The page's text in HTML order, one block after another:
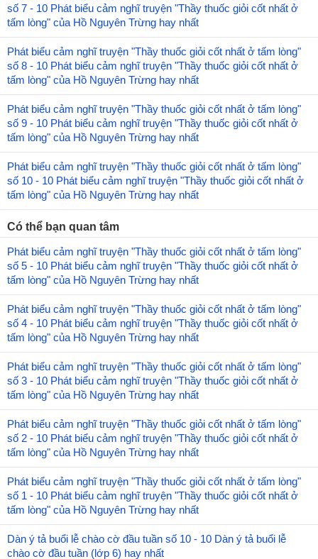
số 7 - 10 Phát biểu cảm nghĩ truyện "Thầy thuốc giỏi cốt nhất ở
tấm lòng" của Hồ Nguyên Trừng hay nhất
Phát biểu cảm nghĩ truyện "Thầy thuốc giỏi cốt nhất ở tấm lòng"
số 8 - 10 Phát biểu cảm nghĩ truyện "Thầy thuốc giỏi cốt nhất ở
tấm lòng" của Hồ Nguyên Trừng hay nhất
Phát biểu cảm nghĩ truyện "Thầy thuốc giỏi cốt nhất ở tấm lòng"
số 9 - 10 Phát biểu cảm nghĩ truyện "Thầy thuốc giỏi cốt nhất ở
tấm lòng" của Hồ Nguyên Trừng hay nhất
Phát biểu cảm nghĩ truyện "Thầy thuốc giỏi cốt nhất ở tấm lòng"
số 10 - 10 Phát biểu cảm nghĩ truyện "Thầy thuốc giỏi cốt nhất ở
tấm lòng" của Hồ Nguyên Trừng hay nhất
Có thể bạn quan tâm
Phát biểu cảm nghĩ truyện "Thầy thuốc giỏi cốt nhất ở tấm lòng"
số 5 - 10 Phát biểu cảm nghĩ truyện "Thầy thuốc giỏi cốt nhất ở
tấm lòng" của Hồ Nguyên Trừng hay nhất
Phát biểu cảm nghĩ truyện "Thầy thuốc giỏi cốt nhất ở tấm lòng"
số 4 - 10 Phát biểu cảm nghĩ truyện "Thầy thuốc giỏi cốt nhất ở
tấm lòng" của Hồ Nguyên Trừng hay nhất
Phát biểu cảm nghĩ truyện "Thầy thuốc giỏi cốt nhất ở tấm lòng"
số 3 - 10 Phát biểu cảm nghĩ truyện "Thầy thuốc giỏi cốt nhất ở
tấm lòng" của Hồ Nguyên Trừng hay nhất
Phát biểu cảm nghĩ truyện "Thầy thuốc giỏi cốt nhất ở tấm lòng"
số 2 - 10 Phát biểu cảm nghĩ truyện "Thầy thuốc giỏi cốt nhất ở
tấm lòng" của Hồ Nguyên Trừng hay nhất
Phát biểu cảm nghĩ truyện "Thầy thuốc giỏi cốt nhất ở tấm lòng"
số 1 - 10 Phát biểu cảm nghĩ truyện "Thầy thuốc giỏi cốt nhất ở
tấm lòng" của Hồ Nguyên Trừng hay nhất
Dàn ý tả buổi lễ chào cờ đầu tuần số 10 - 10 Dàn ý tả buổi lễ
chào cờ đầu tuần (lớp 6) hay nhất